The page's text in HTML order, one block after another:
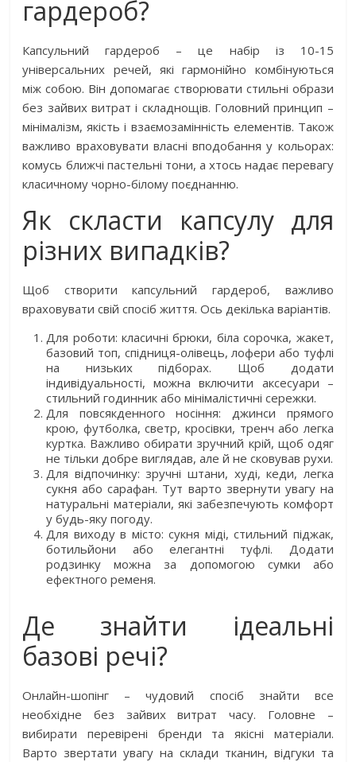
гардероб?
Капсульний гардероб – це набір із 10-15
універсальних речей, які гармонійно комбінуються
між собою. Він допомагає створювати стильні образи
без зайвих витрат і складнощів. Головний принцип –
мінімалізм, якість і взаємозамінність елементів. Також
важливо враховувати власні вподобання у кольорах:
комусь ближчі пастельні тони, а хтось надає перевагу
класичному чорно-білому поєднанню.
Як скласти капсулу для
різних випадків?
Щоб створити капсульний гардероб, важливо
враховувати свій спосіб життя. Ось декілька варіантів.
Для роботи: класичні брюки, біла сорочка, жакет,
базовий топ, спідниця-олівець, лофери або туфлі
на низьких підборах. Щоб додати
індивідуальності, можна включити аксесуари –
стильний годинник або мінімалістичні сережки.
Для повсякденного носіння: джинси прямого
крою, футболка, светр, кросівки, тренч або легка
куртка. Важливо обирати зручний крій, щоб одяг
не тільки добре виглядав, але й не сковував рухи.
Для відпочинку: зручні штани, худі, кеди, легка
сукня або сарафан. Тут варто звернути увагу на
натуральні матеріали, які забезпечують комфорт
у будь-яку погоду.
Для виходу в місто: сукня міді, стильний піджак,
ботильйони або елегантні туфлі. Додати
родзинку можна за допомогою сумки або
ефектного ременя.
Де знайти ідеальні
базові речі?
Онлайн-шопінг – чудовий спосіб знайти все
необхідне без зайвих витрат часу. Головне –
вибирати перевірені бренди та якісні матеріали.
Варто звертати увагу на склади тканин, відгуки та